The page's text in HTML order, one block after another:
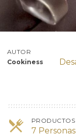
AUTOR
Cookiness
PRODUCTOS
7 Personas